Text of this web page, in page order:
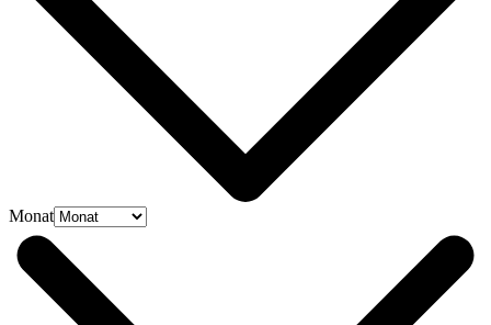
Monat